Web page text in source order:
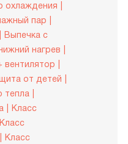
охлаждения
пар
Выпечка с
нагрев
вентилятор
от детей
тепла
Класс
Класс
Класс